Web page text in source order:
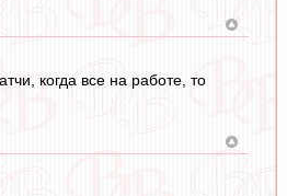
когда все на работе, то